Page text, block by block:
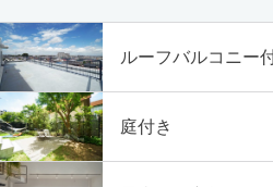
ルーフバルコニー
庭付き